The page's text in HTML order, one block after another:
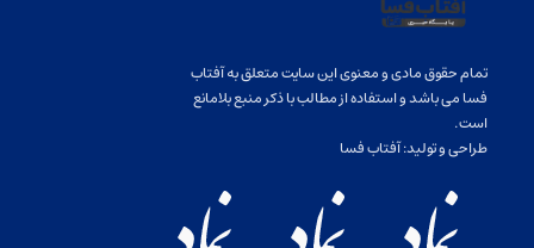
تمام حقوق مادی و معنوی این سایت متعلق به آفتاب
فسا می باشد و استفاده از مطالب با ذکر منبع بلامانع
است.
طراحی و تولید:آفتاب فسا